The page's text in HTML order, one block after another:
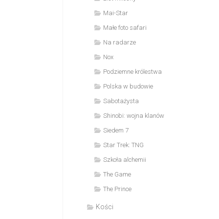
Mai-Star
Małe foto safari
Na radarze
Nox
Podziemne królestwa
Polska w budowie
Sabotażysta
Shinobi: wojna klanów
Siedem 7
Star Trek: TNG
Szkoła alchemii
The Game
The Prince
Kości